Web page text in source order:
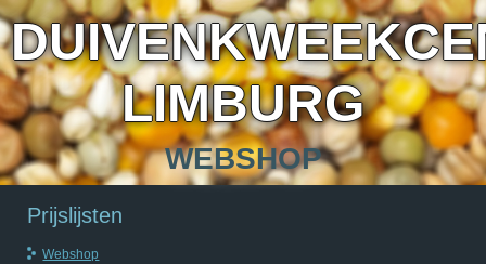
LIMBURG
WEBSHOP
Prijslijsten
Webshop